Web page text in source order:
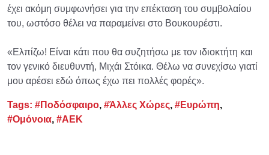
έχει ακόμη συμφωνήσει για την επέκταση του συμβολαίου
του, ωστόσο θέλει να παραμείνει στο Βουκουρέστι.
«Ελπίζω! Είναι κάτι που θα συζητήσω με τον ιδιοκτήτη και
τον γενικό διευθυντή, Μιχάι Στόικα. Θέλω να συνεχίσω γιατί
μου αρέσει εδώ όπως έχω πει πολλές φορές».
Tags: #Ποδόσφαιρο, #Άλλες Χώρες, #Ευρώπη,
#Ομόνοια, #ΑΕΚ